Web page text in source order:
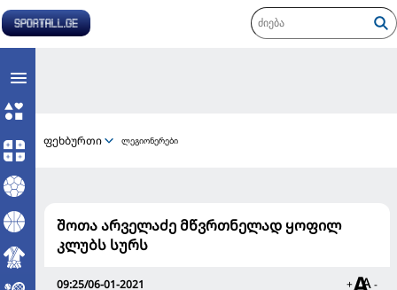
ფეხბურთი ლეგიონერები
შოთა არველაძე მწვრთნელად ყოფილ
კლუბს სურს
09:25/06-01-2021 + -